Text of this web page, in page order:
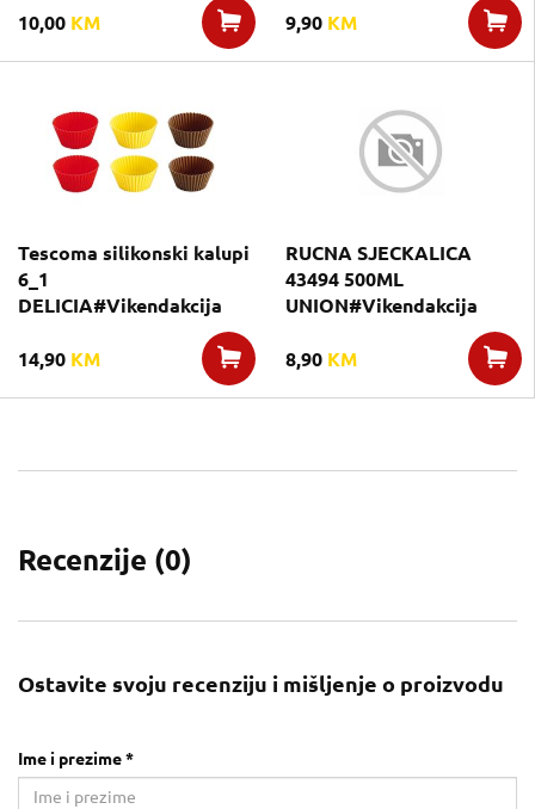
10,00 KM 9,90 KM
Tescoma silikonski kalupi
6_1
DELICIA#Vikendakcija
14,90 KM
RUCNA SJECKALICA
43494 500ML
UNION#Vikendakcija
8,90 KM
Recenzije (0)
Ostavite svoju recenziju i mišljenje o proizvodu
Ime i prezime *